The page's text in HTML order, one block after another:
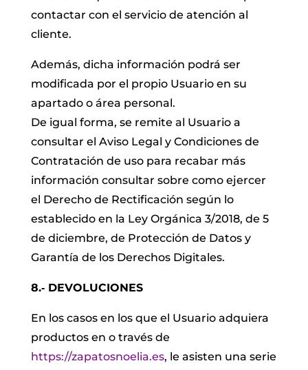
contactar con el servicio de atención al
cliente.
Además, dicha información podrá ser
modificada por el propio Usuario en su
apartado o área personal.
De igual forma, se remite al Usuario a
consultar el Aviso Legal y Condiciones de
Contratación de uso para recabar más
información consultar sobre como ejercer
el Derecho de Rectificación según lo
establecido en la Ley Orgánica 3/2018, de 5
de diciembre, de Protección de Datos y
Garantía de los Derechos Digitales.
8.‐ DEVOLUCIONES
En los casos en los que el Usuario adquiera
productos en o través de
https://zapatosnoelia.es, le asisten una serie